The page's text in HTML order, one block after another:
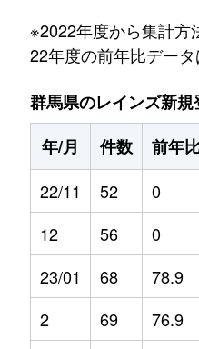
※2022年度から集計方
22年度の前年比データ
群馬県のレインズ新
年/月
件数 前年
22/11
52 0
12
56 0
23/01
68 78.9
2
69 76.9